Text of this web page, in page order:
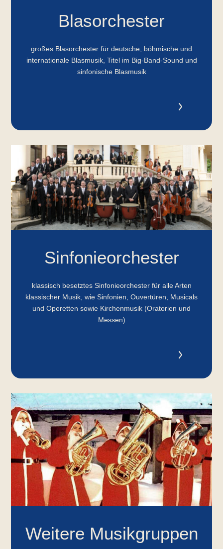
Blasorchester
großes Blasorchester für deutsche, böhmische und
internationale Blasmusik, Titel im Big-Band-Sound und
sinfonische Blasmusik
Sinfonieorchester
klassisch besetztes Sinfonieorchester für alle Arten
klassischer Musik, wie Sinfonien, Ouvertüren, Musicals
und Operetten sowie Kirchenmusik (Oratorien und
Messen)
Weitere Musikgruppen